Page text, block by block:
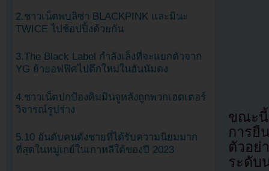
ขณะนี้
การยื
ตัวอย่
ระดับ
2.ชาวเน็ตพบลิซ่า BLACKPINK และมินะ
TWICE ไปช้อปปิ้งด้วยกัน
3.The Black Label กำลังเล็งที่จะแยกตัวจาก
YG ย้ายอฟฟิศไปตึกใหม่ในฮันนัมดง
4.ชาวเน็ตปกป้องคิมมินจูหลังถูกพวกเฮดเตอร์
วิจารณ์รูปร่าง
5.10 อันดับคนดังชายที่ได้รับความนิยมมาก
ที่สุดในหมู่เกย์ในเกาหลีใต้ของปี 2023